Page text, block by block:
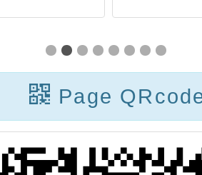
應體育微
影競賽拍
作坊」活
，請踴
加，請查
畫「
珍珠
賽」，
校協助
鼓勵
Page